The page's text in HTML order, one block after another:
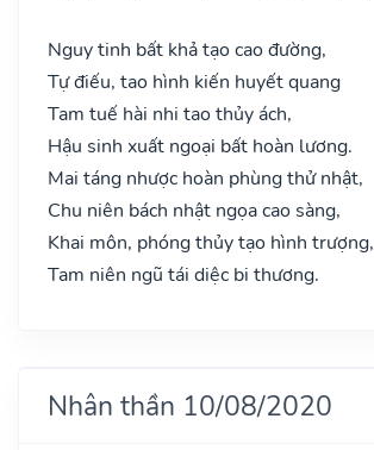
Nguy tinh bất khả tạo cao đường,
Tự điếu, tao hình kiến huyết quang
Tam tuế hài nhi tao thủy ách,
Hậu sinh xuất ngoại bất hoàn lương.
Mai táng nhược hoàn phùng thử nhật,
Chu niên bách nhật ngọa cao sàng,
Khai môn, phóng thủy tạo hình trượng,
Tam niên ngũ tái diệc bi thương.
Nhân thần 10/08/2020